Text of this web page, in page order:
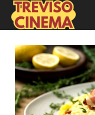
Vai
contenuto